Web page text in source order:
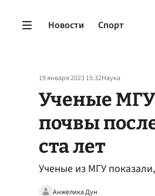
Новости Спорт
19 января 2023 15:32Наука
Ученые МГУ
почвы
ста лет
Ученые из МГУ
Анжелика Дун